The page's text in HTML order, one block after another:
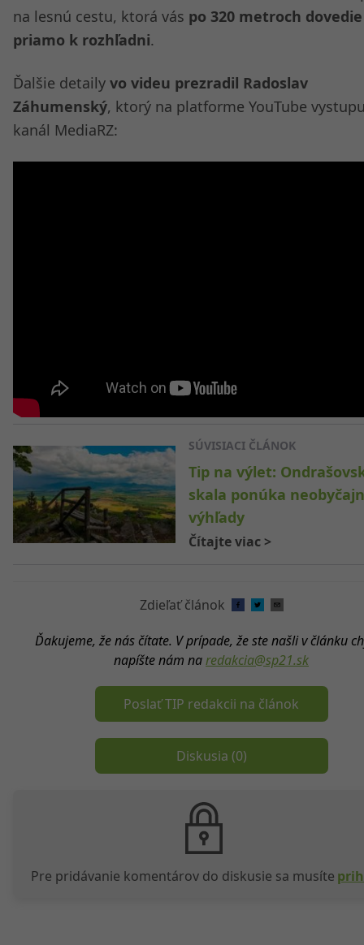
na lesnú cestu, ktorá vás po 320 metroch dovedie
priamo k rozhľadni.
Ďalšie detaily vo videu prezradil Radoslav
Záhumenský, ktorý na platforme YouTube
kanál MediaRZ:
SÚVISIACI ČLÁNOK
Tip na výlet:
skala ponúka
výhľady
Čítajte viac >
Zdieľať článok
Ďakujeme, že nás čítate. V prípade, že ste našli v článku
napíšte nám naredakcia@sp21.sk
Poslať TIP redakcii na článok
Diskusia (0)
Pre pridávanie komentárov do diskusie sa musíte